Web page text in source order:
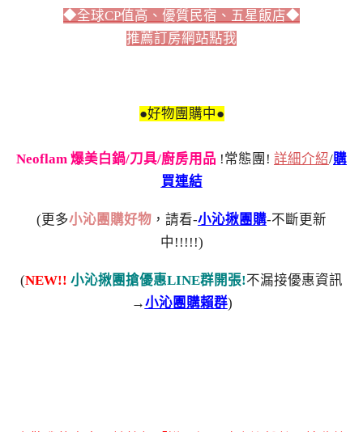
◆全球CP值高、優質民宿、五星飯店◆
推薦訂房網站點我
●好物團購中●
Neoflam 爆美白鍋/刀具/廚房用品 !常態團! 詳細介紹/購
買連結
(更多小沁團購好物 ，請看-小沁揪團購-不斷更新
中!!!!!)
(NEW!! 小沁揪團搶優惠LINE群開張!不漏接優惠資訊
→小沁團購賴群)